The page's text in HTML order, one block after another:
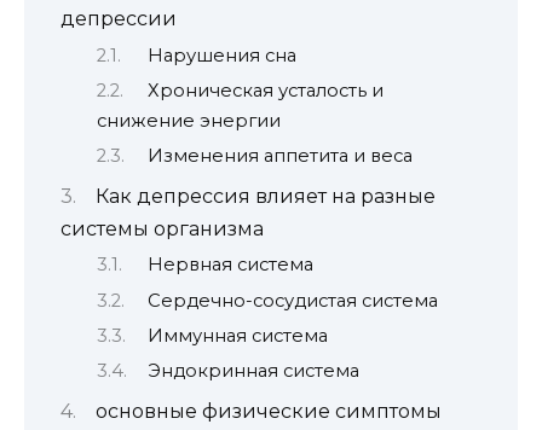
депрессии
Нарушения сна
Хроническая усталость и
снижение энергии
Изменения аппетита и веса
Как депрессия влияет на разные
системы организма
Нервная система
Сердечно-сосудистая система
Иммунная система
Эндокринная система
основные физические симптомы